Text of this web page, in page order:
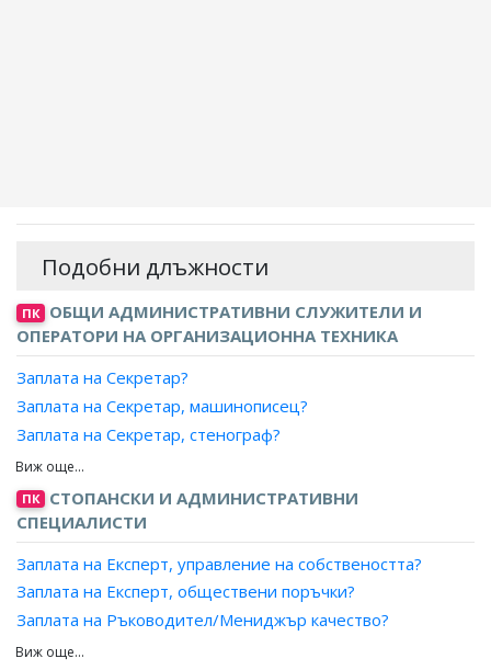
Подобни длъжности
ПК ОБЩИ АДМИНИСТРАТИВНИ СЛУЖИТЕЛИ И
ОПЕРАТОРИ НА ОРГАНИЗАЦИОННА ТЕХНИКА
Заплата на Секретар?
Заплата на Секретар, машинописец?
Заплата на Секретар, стенограф?
Заплата на Секретар, стенография и машинопис?
Заплата на Секретар, стилист?
Заплата на Технически секретар?
Заплата на Артистичен секретар?
ПК СТОПАНСКИ И АДМИНИСТРАТИВНИ
СПЕЦИАЛИСТИ
Заплата на Експерт, управление на собствеността?
Заплата на Експерт, обществени поръчки?
Заплата на Ръководител/Мениджър качество?
Заплата на Експерт лизинг?